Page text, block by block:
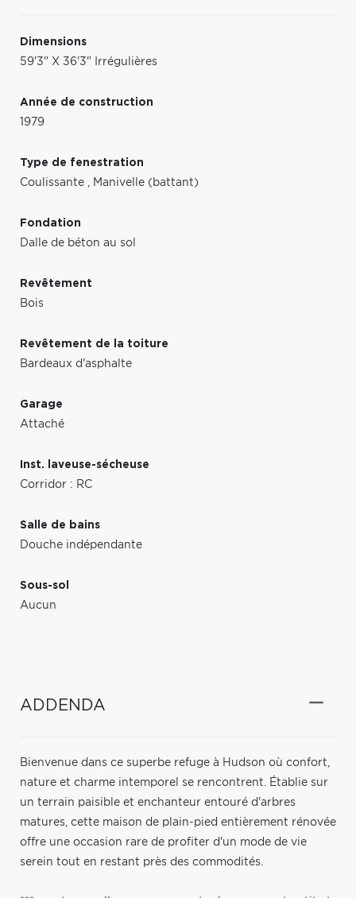
Dimensions
59'3" X 36'3" Irrégulières
Année de construction
1979
Type de fenestration
Coulissante , Manivelle (battant)
Fondation
Dalle de béton au sol
Revêtement
Bois
Revêtement de la toiture
Bardeaux d'asphalte
Garage
Attaché
Inst. laveuse-sécheuse
Corridor : RC
Salle de bains
Douche indépendante
Sous-sol
Aucun
ADDENDA
Bienvenue dans ce superbe refuge à Hudson où confort,
nature et charme intemporel se rencontrent. Établie sur
un terrain paisible et enchanteur entouré d'arbres
matures, cette maison de plain-pied entièrement rénovée
offre une occasion rare de profiter d'un mode de vie
serein tout en restant près des commodités.